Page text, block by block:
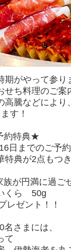
期がやって参り
せち料理のご案
高騰などにより
す！
約特典★
日までのご予
特典が2点もつ
族が円満に過ご
くら 50g
レゼント！！
さまには、
て